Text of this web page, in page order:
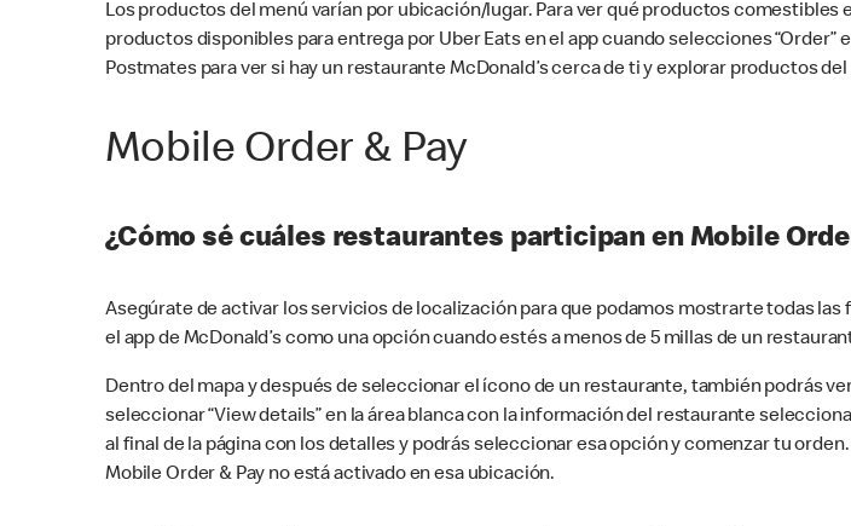
Los productos del menú varían por ubicación/lugar. Para ver qué productos
productos disponibles para entrega por Uber Eats en el app cuando selecciones
Postmates para ver si hay un restaurante McDonald’s cerca de ti y explorar productos
Mobile Order & Pay
¿Cómo sé cuáles restaurantes participan en Mobile
Asegúrate de activar los servicios de localización para que podamos mostrarte todas
el app de McDonald’s como una opción cuando estés a menos de 5 millas de un
Dentro del mapa y después de seleccionar el ícono de un restaurante, también podrás
seleccionar “View details” en la área blanca con la información del restaurante
al final de la página con los detalles y podrás seleccionar esa opción y comenzar tu
Mobile Order & Pay no está activado en esa ubicación.